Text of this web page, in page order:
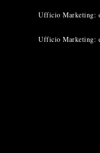
Ufficio Marketing:
Ufficio Marketing: